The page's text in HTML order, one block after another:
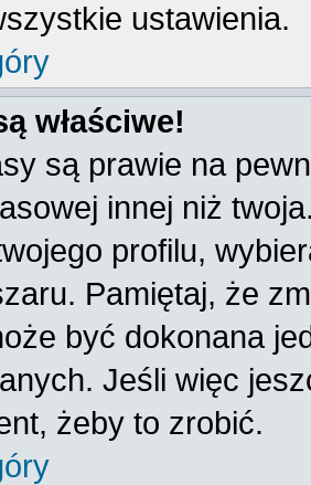
ustawienia.
właściwe!
są prawie na
innej niż
profilu,
Pamiętaj, że
być dokonana
Jeśli więc
żeby to zrobić.